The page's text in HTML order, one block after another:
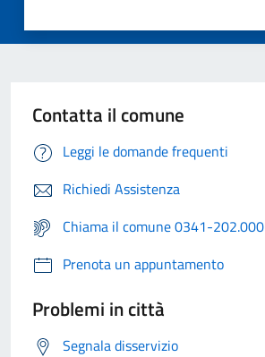
Contatta il comune
Leggi le domande frequenti
Richiedi Assistenza
Chiama il comune 0341-202.000
Prenota un appuntamento
Problemi in città
Segnala disservizio